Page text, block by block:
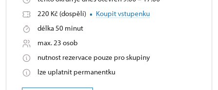
220 Kč (dospělí)
Koupit vstupenku
délka 50 minut
max. 23 osob
nutnost rezervace pouze pro skupiny
lze uplatnit permanentku